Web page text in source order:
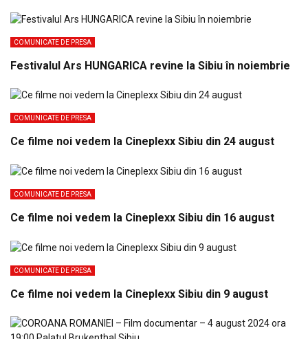
COMUNICATE DE PRESA
Festivalul Ars HUNGARICA revine la Sibiu în noiembrie
COMUNICATE DE PRESA
Ce filme noi vedem la Cineplexx Sibiu din 24 august
COMUNICATE DE PRESA
Ce filme noi vedem la Cineplexx Sibiu din 16 august
COMUNICATE DE PRESA
Ce filme noi vedem la Cineplexx Sibiu din 9 august